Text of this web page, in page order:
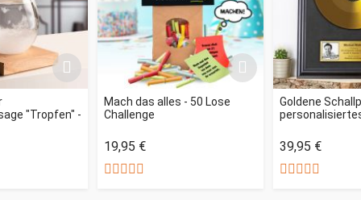
"Tropfen" -
Mach das alles - 50 Lose
Challenge
19,95 €
Goldene
39,95 €